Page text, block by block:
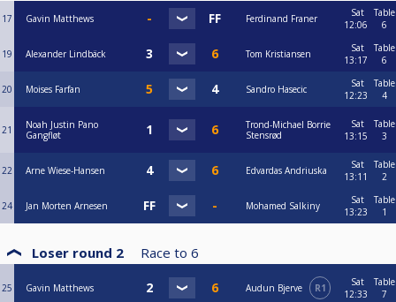
17 Gavin Matthews Ferdinand Franer
Sat
12:06
Table
6
19 Alexander Lindbäck Tom Kristiansen
Sat
13:17
Table
6
20 Moises Farfan Sandro Hasecic
Sat
12:23
Table
4
21
Noah Justin Pano
Gangfløt
Trond-Michael Borrie
Stensrød
Sat
13:15
Table
3
22 Arne Wiese-Hansen Edvardas Andriuska
Sat
13:11
Table
2
24 Jan Morten Arnesen Mohamed Salkiny
Sat
13:23
Table
1
Loser round 2 Race to 6
25 Gavin Matthews Audun Bjerve R1
Sat
12:33
Table
7